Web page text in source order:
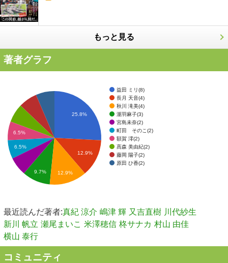
もっと見る
著者グラフ
益田 ミリ(8)
長月 天音(4)
秋川 滝美(4)
瀧羽麻子(3)
宮島未奈(2)
町田 そのこ(2)
額賀 澪(2)
髙森 美由紀(2)
藤岡 陽子(2)
原田 ひ香(2)
25.8%
12.9%
6.5%
6.5%
9.7% 12.9%
最近読んだ著者:真紀 涼介 嶋津 輝 又吉直樹 川代紗生
新川 帆立 瀬尾まいこ 米澤穂信 柊サナカ 村山 由佳
横山 泰行
コミュニティ